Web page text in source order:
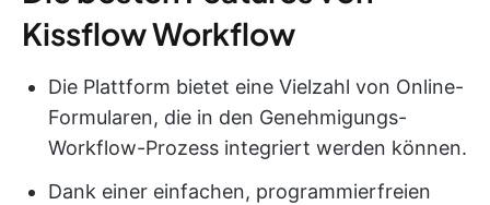
Kissflow Workflow
Die Plattform bietet eine Vielzahl von Online-
Formularen, die in den Genehmigungs-
Workflow-Prozess integriert werden können.
Dank einer einfachen, programmierfreien